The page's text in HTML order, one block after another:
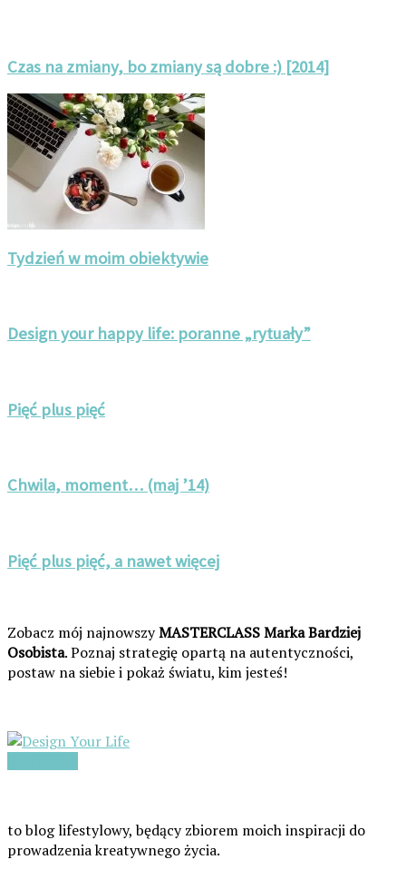
Czas na zmiany, bo zmiany są dobre :) [2014]
Tydzień w moim obiektywie
Design your happy life: poranne „rytuały”
Pięć plus pięć
Chwila, moment… (maj ’14)
Pięć plus pięć, a nawet więcej
Zobacz mój najnowszyMASTERCLASS Marka Bardziej
Osobista. Poznaj strategię opartą na autentyczności,
postaw na siebie i pokaż światu, kim jesteś!
to blog lifestylowy, będący zbiorem moich inspiracji do
prowadzenia kreatywnego życia.